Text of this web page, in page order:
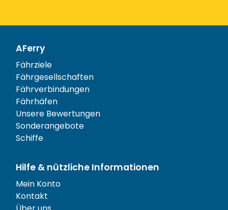
AFerry
Fährziele
Fährgesellschaften
Fährverbindungen
Fährhäfen
Unsere Bewertungen
Sonderangebote
Schiffe
Hilfe & nützliche Informationen
Mein Konto
Kontakt